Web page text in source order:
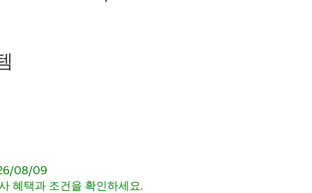
08/09
혜택과 조건을 확인하세요.